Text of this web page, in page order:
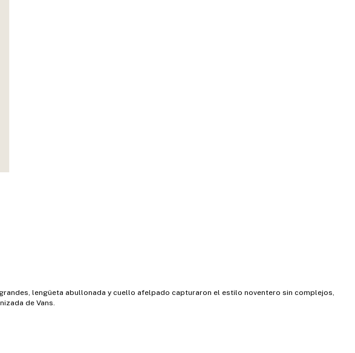
lengüeta abullonada y cuello afelpado capturaron el estilo noventero sin complejos,
de Vans.